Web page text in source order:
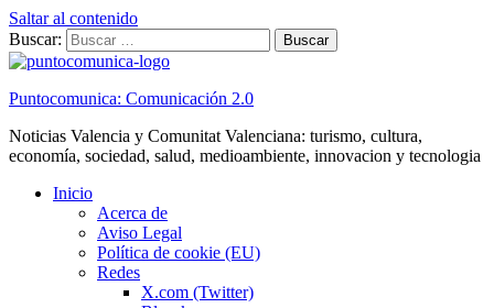
Saltar al contenido
Buscar:
Puntocomunica: Comunicación 2.0
Noticias Valencia y Comunitat Valenciana: turismo, cultura,
economía, sociedad, salud, medioambiente, innovacion y tecnologia
Inicio
Acerca de
Aviso Legal
Política de cookie (EU)
Redes
X.com (Twitter)